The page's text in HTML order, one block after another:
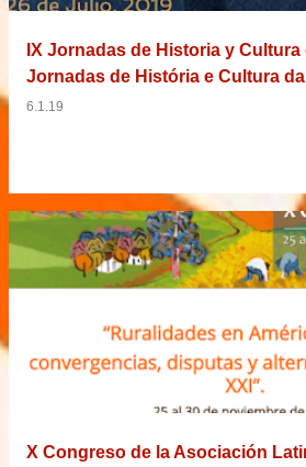
IX Jornadas de Historia y Cultura
Jornadas de História e Cultura
6.1.19
X Congreso de la Asociación